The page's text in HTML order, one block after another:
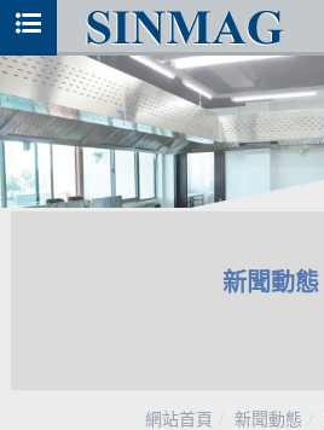
新聞動態
網站首頁 新聞動態